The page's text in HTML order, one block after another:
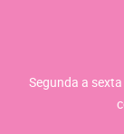
Segunda a